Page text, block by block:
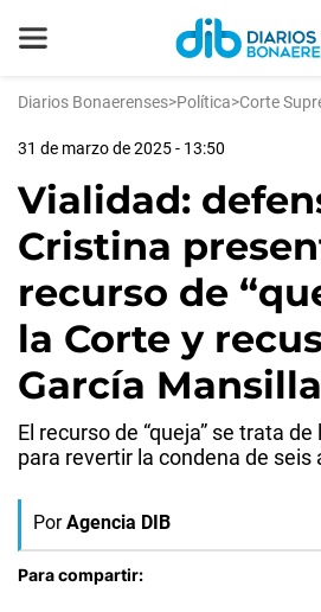
Diarios Bonaerenses>Política>Corte
31 de marzo de 2025 - 13:50
Vialidad:
Cristina
recurso de
la Corte y
García Mansilla
El recurso de “queja” se trata
para revertir la condena de seis
Por Agencia DIB
Para compartir: